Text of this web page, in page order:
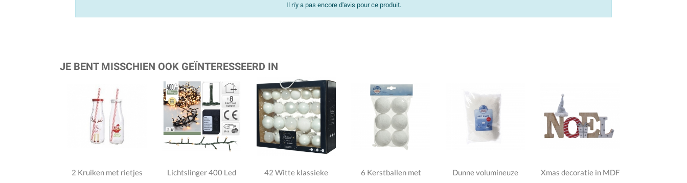
Il n'y a pas encore d'avis pour ce produit.
JE BENT MISSCHIEN OOK GEÏNTERESSEERD IN
2 Kruiken met rietjes
Lichtslinger 400 Led
42 Witte klassieke
6 Kerstballen met
Dunne volumineuze
Xmas decoratie in MDF